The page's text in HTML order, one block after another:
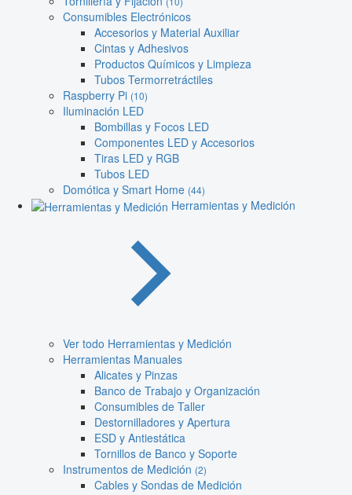
Consumibles Electrónicos
Accesorios y Material Auxiliar
Cintas y Adhesivos
Productos Químicos y Limpieza
Tubos Termorretráctiles
Raspberry Pi (10)
Iluminación LED
Bombillas y Focos LED
Componentes LED y Accesorios
Tiras LED y RGB
Tubos LED
Domótica y Smart Home (44)
Herramientas y Medición
Ver todo Herramientas y Medición
Herramientas Manuales
Alicates y Pinzas
Banco de Trabajo y Organización
Consumibles de Taller
Destornilladores y Apertura
ESD y Antiestática
Tornillos de Banco y Soporte
Instrumentos de Medición (2)
Cables y Sondas de Medición